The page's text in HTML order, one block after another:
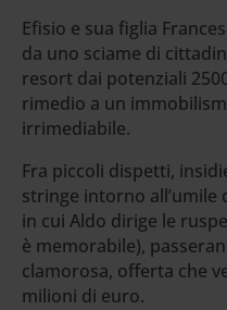
Efisio e sua figlia
da uno sciame di
resort dai potenziali
rimedio a un
irrimediabile.
Fra piccoli dispetti,
stringe intorno all’umile
in cui Aldo dirige le
è memorabile),
clamorosa, offerta che
milioni di euro.